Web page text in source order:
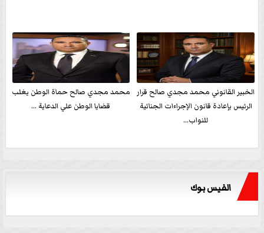
الخبير القانوني محمد مجدي صالح قرار
الرئيس بإعادة قانون الإجراءات الجنائية
للنواب...
محمد مجدي صالح حماة الوطن يغلب
قضايا الوطن علي الدعاية ...
الفيس بوك